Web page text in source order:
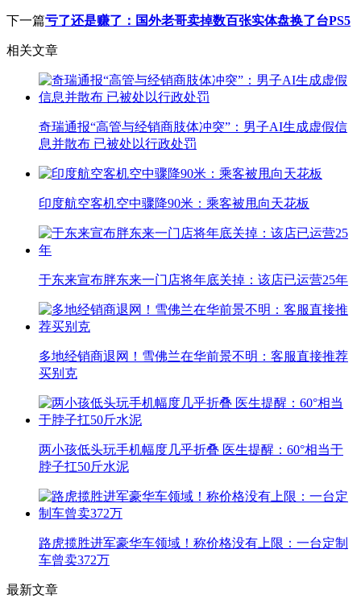
下一篇亏了还是赚了：国外老哥卖掉数百张实体盘换了台PS5
相关文章
奇瑞通报“高管与经销商肢体冲突”：男子AI生成虚假信
息并散布 已被处以行政处罚
印度航空客机空中骤降90米：乘客被甩向天花板
于东来宣布胖东来一门店将年底关掉：该店已运营25年
多地经销商退网！雪佛兰在华前景不明：客服直接推荐
买别克
两小孩低头玩手机幅度几乎折叠 医生提醒：60°相当于
脖子扛50斤水泥
路虎揽胜进军豪华车领域！称价格没有上限：一台定制
车曾卖372万
最新文章